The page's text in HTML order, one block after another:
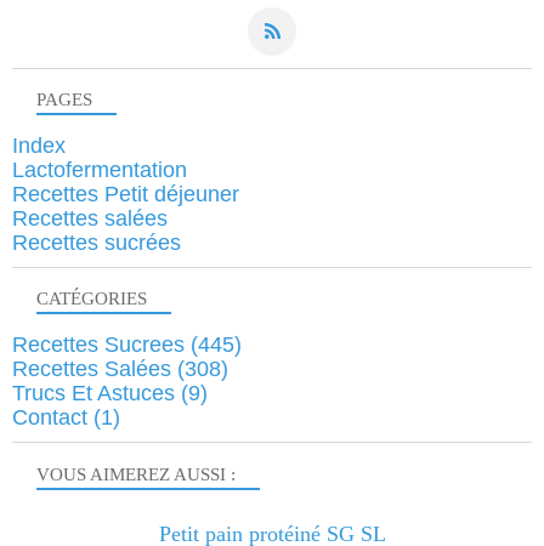
VOUS AIMEREZ AUSSI :
Petit pain protéiné SG SL
PAGES
Index
Lactofermentation
Recettes Petit déjeuner
Recettes salées
Recettes sucrées
CATÉGORIES
Recettes Sucrees (445)
Recettes Salées (308)
Trucs Et Astuces (9)
Contact (1)